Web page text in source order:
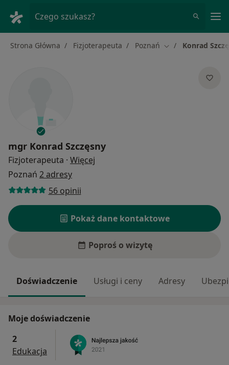
Czego szukasz?
Strona Główna Fizjoterapeuta Poznań Zmień miasto
Konrad
mgr Konrad Szczęsny
Fizjoterapeuta · Więcej
Poznań 2 adresy
56 opinii
Pokaż dane kontaktowe
Poproś o wizytę
Doświadczenie Usługi i ceny Adresy
Moje doświadczenie
2
Edukacja